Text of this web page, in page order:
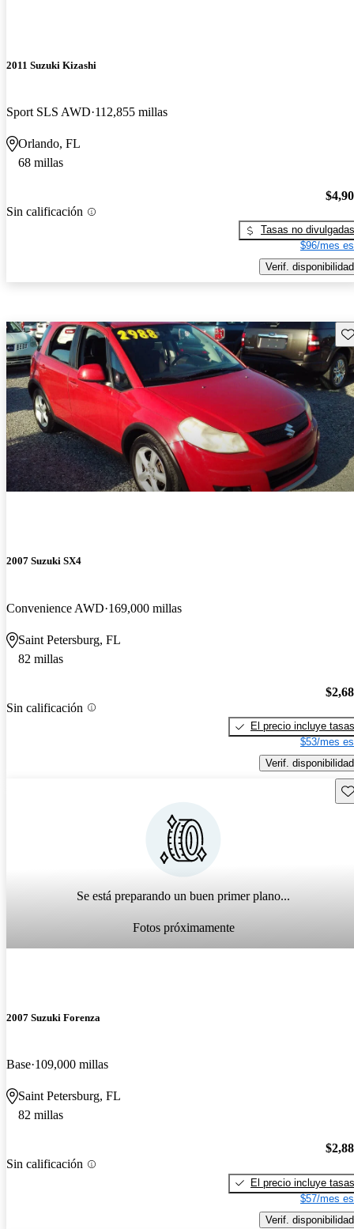
2011 Suzuki Kizashi
Sport SLS AWD 112,855 millas
Orlando, FL
68 millas
Sin calificación
Tasas no divulgadas
$96/mes
Verif. disponibilidad
2007 Suzuki SX4
Convenience AWD 169,000 millas
Saint Petersburg, FL
82 millas
Sin calificación
El precio incluye tasas
$53/mes
Verif. disponibilidad
Se está preparando un buen primer plano...
Fotos próximamente
2007 Suzuki Forenza
Base 109,000 millas
Saint Petersburg, FL
82 millas
Sin calificación
El precio incluye tasas
$57/mes
Verif. disponibilidad